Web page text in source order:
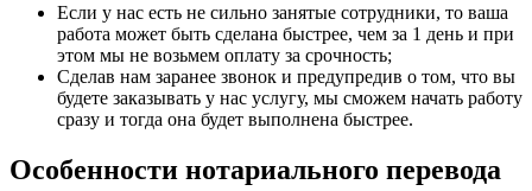
Если у нас есть не сильно занятые сотрудники, то ваша
работа может быть сделана быстрее, чем за 1 день и при
этом мы не возьмем оплату за срочность;
Сделав нам заранее звонок и предупредив о том, что вы
будете заказывать у нас услугу, мы сможем начать работу
сразу и тогда она будет выполнена быстрее.
Особенности нотариального перевода